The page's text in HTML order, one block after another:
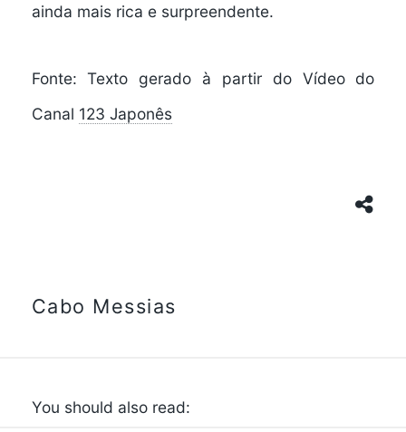
ainda mais rica e surpreendente.
Fonte: Texto gerado à partir do Vídeo do
Canal 123 Japonês
Cabo Messias
You should also read: